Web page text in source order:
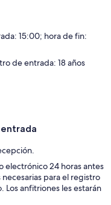
15:00; hora de fin:
de entrada: 18 años
electrónico 24 horas antes
para el registro
Los anfitriones les estarán